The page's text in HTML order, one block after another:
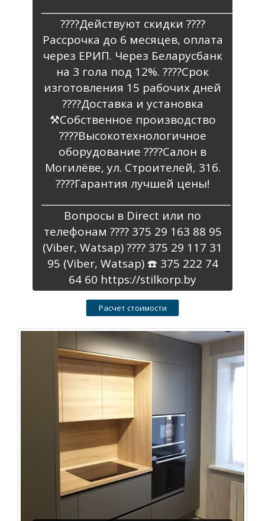
????Действуют скидки ????
Рассрочка до 6 месяцев, оплата
через ЕРИП. Через Беларусбанк
на 3 гола под 12%. ????️Срок
изготовления 15 рабочих дней
????Доставка и установка
⚒️Собственное производство
????Высокотехнологичное
оборудование ????Салон в
Могилёве, ул. Строителей, 31б.
????Гарантия лучшей цены!
Вопросы в Direct или по
телефонам ???? 375 29 163 88 95
(Viber, Watsap) ???? 375 29 117 31
95 (Viber, Watsap) ☎️ 375 222 74
64 60 https://stilkorp.by
Расчет стоимости